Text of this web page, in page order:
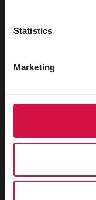
Statistics
Marketing
Fretten
Reptielen
Hoenders
Herbivoren